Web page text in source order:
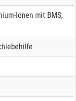
Ionen mit BMS,